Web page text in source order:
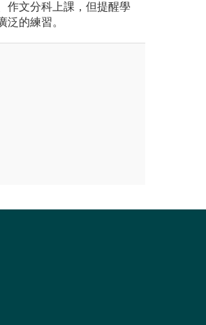
作文分科上課，但提醒學
的練習。